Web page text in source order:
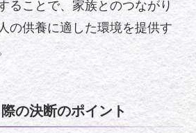
ることで、家族とのつながり
の供養に適した環境を提供す
の決断のポイント